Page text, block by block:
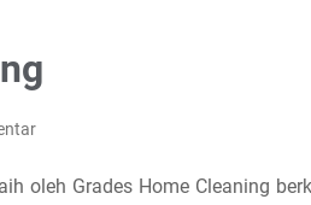
oleh Grades Home Cleaning